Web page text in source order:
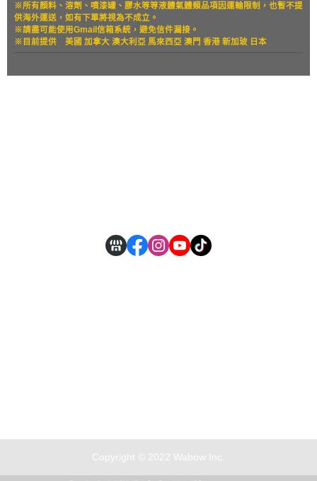
※所有顏料、溶劑、噴漆罐、膠水等等液體氣體類品項因運輸限制，也暫不提
供海外運送，如有下單將視為不成立。
※請盡可能使用Gmail信箱系統，避免信件漏接。
※目前提供 美國 加拿大 澳大利亞 馬來西亞 澳門 香港 新加玻 日本
Copyright © 2022 Wabow Inc.